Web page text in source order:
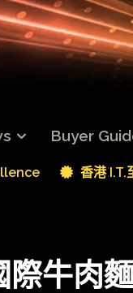
Buyer
香港 I.T.
際牛肉